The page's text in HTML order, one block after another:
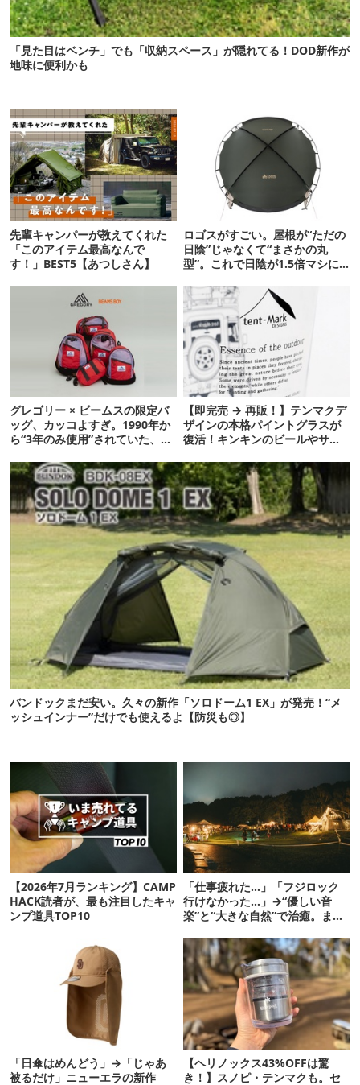
「見た目はベンチ」でも「収納スペース」が隠れてる！DOD新作が
地味に便利かも
先輩キャンパーが教えてくれた
「このアイテム最高なんで
す！」BEST5【あつしさん】
ロゴスがすごい。屋根が“ただの
日陰”じゃなくて“まさかの丸
型”。これで日陰が1.5倍マシに
グレゴリー × ビームスの限定バ
ッグ、カッコよすぎ。1990年か
ら“3年のみ使用”されていた、紫
【即完売 → 再販！】テンマクデ
ザインの本格パイントグラスが
復活！キンキンのビールやサワ
バンドックまだ安い。久々の新作「ソロドーム1 EX」が発売！“メ
ッシュインナー”だけでも使えるよ【防災も◎】
【2026年7月ランキング】CAMP
HACK読者が、最も注目したキャ
ンプ道具TOP10
「仕事疲れた…」「フジロック
行けなかった…」→“優しい音
楽”と“大きな自然”で治癒。まだ
「日傘はめんどう」→「じゃあ
被るだけ」ニューエラの新作
【ヘリノックス43%OFFは驚
き！】スノピ・テンマクも。セ